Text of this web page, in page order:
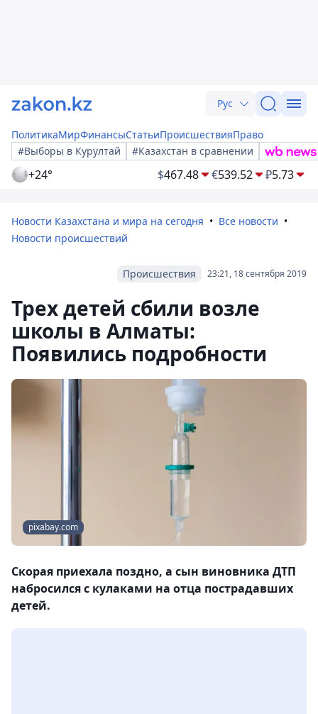
Рус
ПолитикаМирФинансыСтатьиПроисшествияПраво
#Выборы в Курултай
#Казахстан в сравнении
+24° $467.48 €539.52 ₽5.73
Новости Казахстана и мира на сегодня
Все новости
Новости происшествий
23:21, 18 сентября 2019
Происшествия
Трех детей сбили возле
школы в Алматы:
Появились подробности
pixabay.com
Скорая приехала поздно, а сын виновника ДТП
набросился с кулаками на отца пострадавших
детей.